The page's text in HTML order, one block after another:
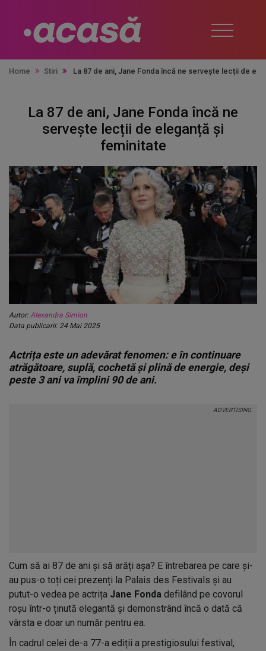
Home Stiri La 87 de ani, Jane Fonda încă ne servește lecții de
La 87 de ani, Jane Fonda încă ne
servește lecții de eleganță și
feminitate
Autor:Alexandra Simion
Data publicarii: 24 Mai 2025
Actrița este un adevărat fenomen: e în continuare
atrăgătoare, suplă, cochetă și plină de energie, deși
peste 3 ani va împlini 90 de ani.
Cum să ai 87 de ani și să arăți așa? E întrebarea pe care și-
au pus-o toți cei prezenți la Palais des Festivals și au
putut-o vedea pe actrița Jane Fonda defilând pe covorul
roșu într-o ținută elegantă și demonstrând încă o dată că
vârsta e doar un număr pentru ea.
În cadrul celei de-a 77-a ediții a prestigiosului festival,